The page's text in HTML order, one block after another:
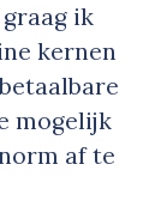
ik
kernen
mogelijk
af te